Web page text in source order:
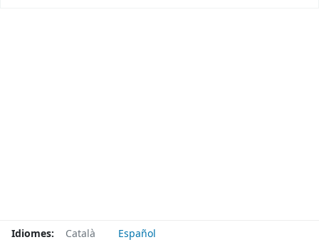
Idiomes: Català Español